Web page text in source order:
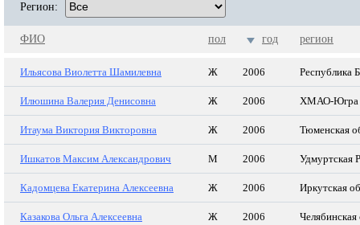
Регион:
ФИО пол год регион
Ильясова Виолетта Шамилевна Ж 2006 Республика
Илюшина Валерия Денисовна Ж 2006 ХМАО-Югра
Итаума Виктория Викторовна Ж 2006 Тюменская
Ишкатов Максим Александрович М 2006 Удмуртская
Кадомцева Екатерина Алексеевна Ж 2006 Иркутская
Казакова Ольга Алексеевна Ж 2006 Челябинская